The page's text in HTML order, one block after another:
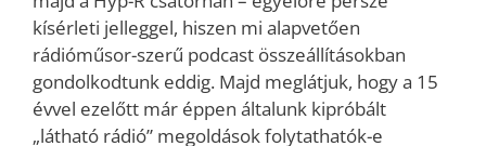
kísérleti jelleggel, hiszen mi alapvetően
rádióműsor-szerű podcast összeállításokban
gondolkodtunk eddig. Majd meglátjuk, hogy a 15
évvel ezelőtt már éppen általunk kipróbált
„látható rádió” megoldások folytathatók-e